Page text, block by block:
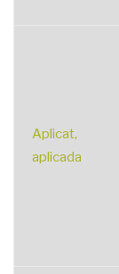
Aplicat,
aplicada